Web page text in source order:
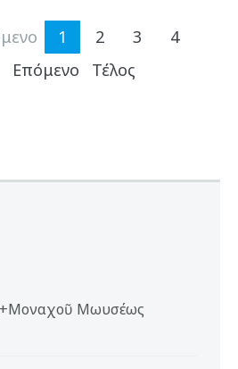
1 2 3
4
Επόμενο Τέλος
(+Μοναχοῦ Μωυσέως